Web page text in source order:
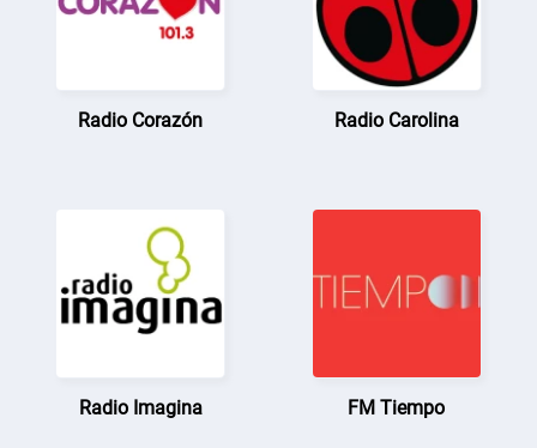
Radio Corazón Radio Carolina
Radio Imagina FM Tiempo